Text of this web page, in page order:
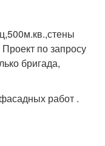
по запросу
бригада,
работ .